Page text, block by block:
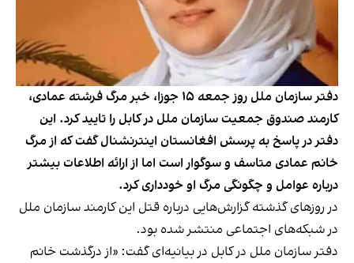
دفتر سازمان ملل روز جمعه ۱۵ جوزا، خبر مرگ فرشته عمادی،
کارمند صندوق جمعیت سازمان ملل در کابل را تایید کرد. این
دفتر در پاسخ به پرسش افغانستان اینترنشنال گفت که از مرگ
خانم عمادی متاسف و سوگوار است اما از ارائه اطلاعات بیشتر
درباره عوامل و چگونگی مرگ او خودداری کرد.
در روزهای گذشته گزارش‌هایی درباره قتل این کارمند سازمان ملل
در شبکه‌های اجتماعی منتشر شده بود.
دفتر سازمان ملل در کابل در بیانیه‌ای گفت: «از درگذشت خانم